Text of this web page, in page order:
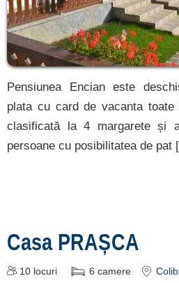
Pensiunea Encian este
plata cu card de vacanta toate
clasificată la 4 margarete și
persoane cu posibilitatea de pat
Casa PRAȘCA
10 locuri 6 camere